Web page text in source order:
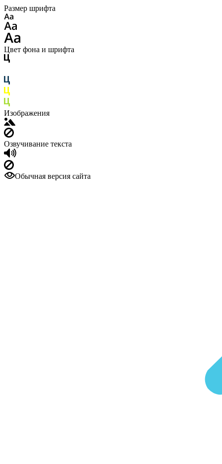
Размер шрифта
Цвет фона и шрифта
Изображения
Озвучивание текста
Обычная версия сайта